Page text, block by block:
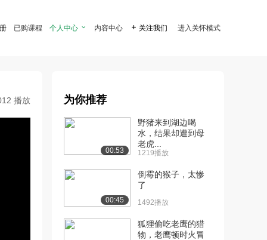
已购课程 个人中心  内容中心  关注我们 进入关怀模式
播放 为你推荐
00:53
野猪来到湖边喝
水，结果却遭到母
老虎...
1219播放
00:45
倒霉的猴子，太惨
了
1492播放
狐狸偷吃老鹰的猎
物，老鹰顿时火冒